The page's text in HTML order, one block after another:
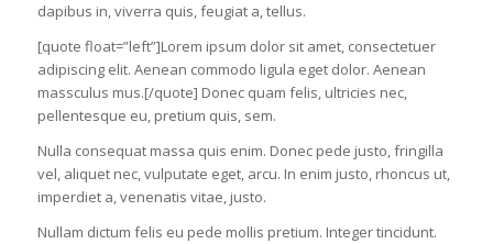
dapibus in, viverra quis, feugiat a, tellus.
[quote float=”left”]Lorem ipsum dolor sit amet, consectetuer
adipiscing elit. Aenean commodo ligula eget dolor. Aenean
massculus mus.[/quote] Donec quam felis, ultricies nec,
pellentesque eu, pretium quis, sem.
Nulla consequat massa quis enim. Donec pede justo, fringilla
vel, aliquet nec, vulputate eget, arcu. In enim justo, rhoncus ut,
imperdiet a, venenatis vitae, justo.
Nullam dictum felis eu pede mollis pretium. Integer tincidunt.